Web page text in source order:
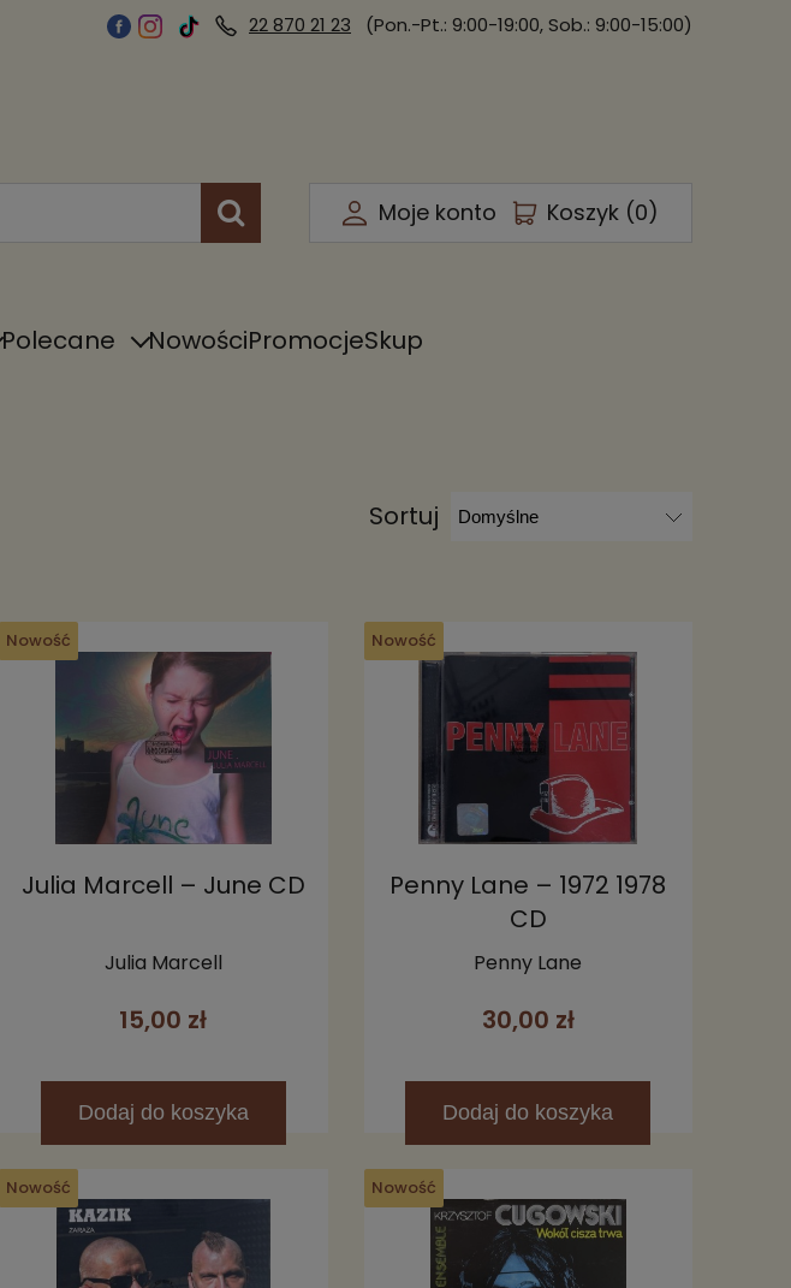
22 870 21 23 (Pon.-Pt.: 9:00-19:00, Sob.: 9:00-15:00)
Moje konto Koszyk (0)
Polecane NowościPromocjeSkup
Sortuj
Julia Marcell – June CD
Julia Marcell
15,00 zł
Dodaj do koszyka
Nowość
Penny Lane – 1972 1978
CD
Penny Lane
30,00 zł
Dodaj do koszyka
Nowość
Nowość Nowość